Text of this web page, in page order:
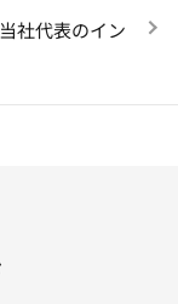
社代表のイン